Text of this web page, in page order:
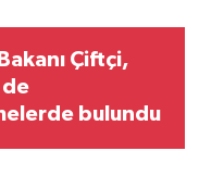
Çiftçi,
bulundu